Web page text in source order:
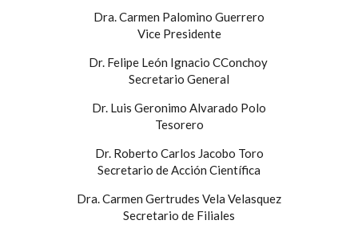
Dra. Carmen Palomino Guerrero
Vice Presidente
Dr. Felipe León Ignacio CConchoy
Secretario General
Dr. Luis Geronimo Alvarado Polo
Tesorero
Dr. Roberto Carlos Jacobo Toro
Secretario de Acción Científica
Dra. Carmen Gertrudes Vela Velasquez
Secretario de Filiales